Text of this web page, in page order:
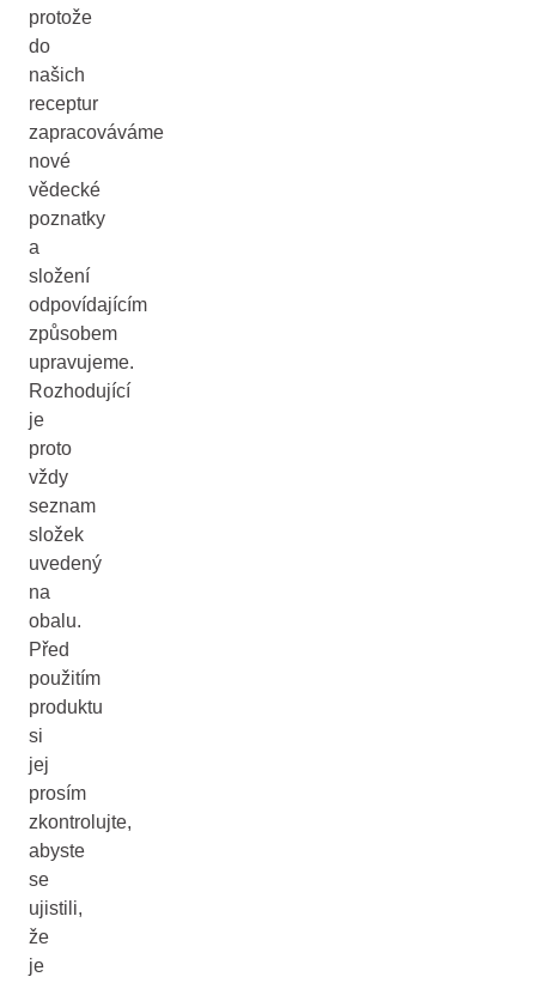
protože
do
našich
receptur
zapracováváme
nové
vědecké
poznatky
a
složení
odpovídajícím
způsobem
upravujeme.
Rozhodující
je
proto
vždy
seznam
složek
uvedený
na
obalu.
Před
použitím
produktu
si
jej
prosím
zkontrolujte,
abyste
se
ujistili,
že
je